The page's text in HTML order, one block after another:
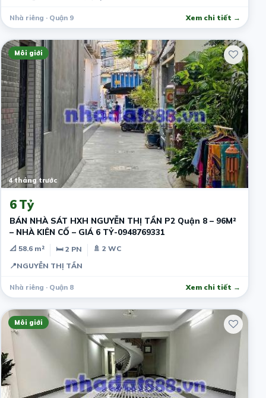
Nhà riêng · Quận 9 Xem chi tiết →
Môi giới
4 tháng trước
6 Tỷ
BÁN NHÀ SÁT HXH NGUYỄN THỊ TẦN P2 Quận 8 – 96M²
– NHÀ KIÊN CỐ – GIÁ 6 TỶ-0948769331
📐 58.6 m² 🛏 2 PN
🚿 2 WC
📍NGUYỄN THỊ TẦN
Nhà riêng · Quận 8 Xem chi tiết →
Môi giới